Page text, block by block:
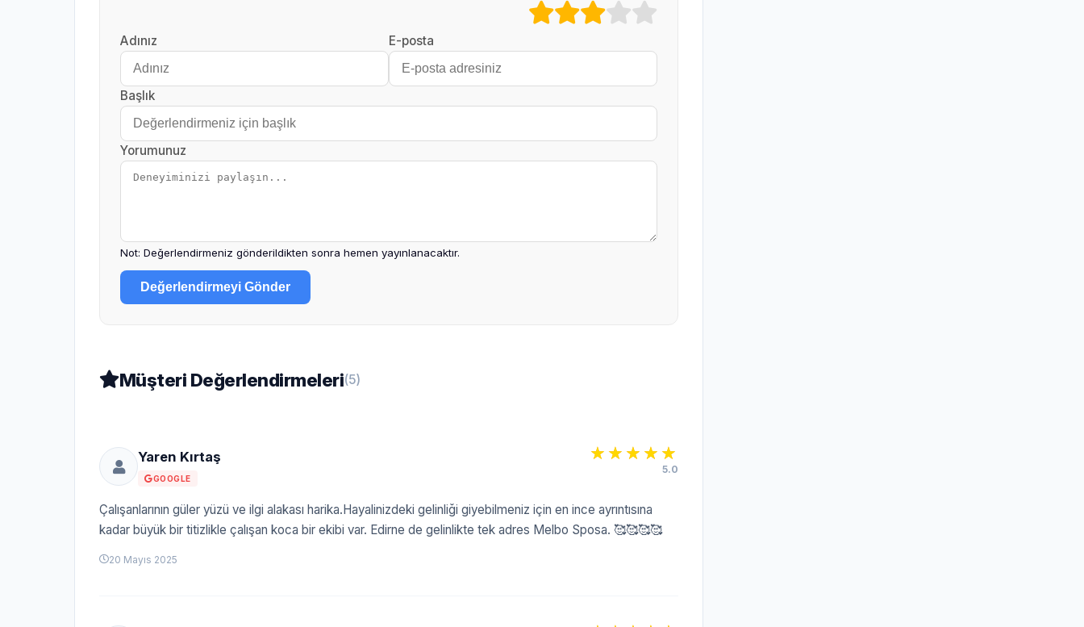
Adınız E-posta
Başlık
Yorumunuz
Not: Değerlendirmeniz gönderildikten sonra hemen yayınlanacaktır.
Değerlendirmeyi Gönder
Müşteri Değerlendirmeleri(5)
Yaren Kırtaş
GOOGLE
5.0
Çalışanlarının güler yüzü ve ilgi alakası harika.Hayalinizdeki gelinliği giyebilmeniz için en ince ayrıntısına
kadar büyük bir titizlikle çalışan koca bir ekibi var. Edirne de gelinlikte tek adres Melbo Sposa. 🥰🥰🥰🥰
20 Mayıs 2025